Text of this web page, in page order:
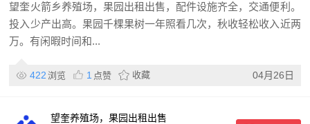
望奎火箭乡养殖场，果园出租出售，配件设施齐全，交通便利。
投入少产出高。果园千棵果树一年照看几次，秋收轻松收入近两
万。有闲暇时间和...
422 浏览 1 点赞 收藏 04月26日
望奎养殖场，果园出租出售